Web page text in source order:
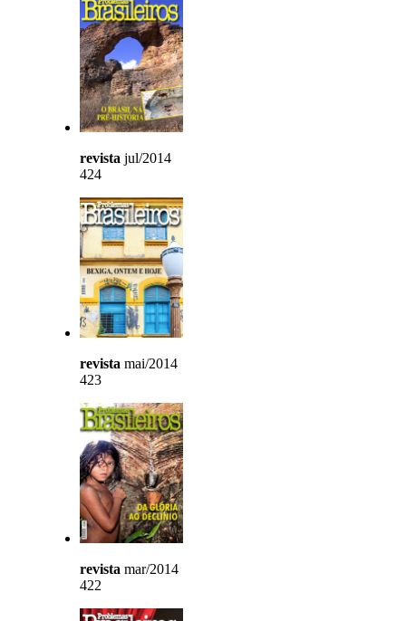
revista jul/2014
424
revista mai/2014
423
revista mar/2014
422